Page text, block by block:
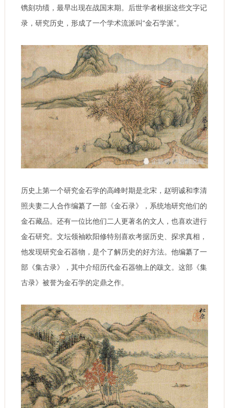
镌刻功绩，最早出现在战国末期。后世学者根据这些文字记
录，研究历史，形成了一个学术流派叫“金石学派”。
历史上第一个研究金石学的高峰时期是北宋，赵明诚和李清
照夫妻二人合作编纂了一部《金石录》，系统地研究他们的
金石藏品。还有一位比他们二人更著名的文人，也喜欢进行
金石研究。文坛领袖欧阳修特别喜欢考据历史、探求真相，
他发现研究金石器物，是个了解历史的好方法。他编纂了一
部《集古录》，其中介绍历代金石器物上的跋文。这部《集
古录》被誉为金石学的定鼎之作。